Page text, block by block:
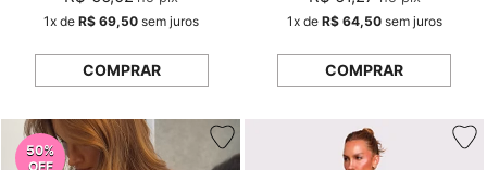
1x deR$ 69,50 sem juros
COMPRAR
1xde R$ 64,50sem juros
COMPRAR
50%
OFF